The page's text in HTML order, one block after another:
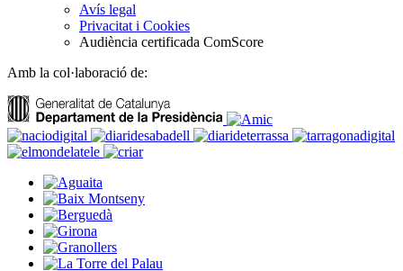
Avís legal
Privacitat i Cookies
Audiència certificada ComScore
Amb la col·laboració de: